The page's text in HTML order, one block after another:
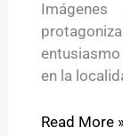
en la
Read More